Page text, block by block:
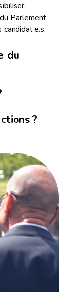
Parlement
du
?